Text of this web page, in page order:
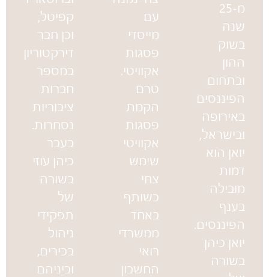
מ-25
בשוק
ובתחום
הפיננסים
באירופה
ובישראל,
יואן הוא
דמות
מובילה
בענף
הפיננסים.
יואן כיהן
בשורה
מייסדי
פסגות
אקוויטי.
הקמת
פסגות
אקוויטי
שימש
כשותף
באחד
ממשרדי
החשבון
קפיטל,
וכן חבר
דירקטוריון
במספר
חברות
ציבוריות
נסחרות.
בעבר
כיהן עוזי
בשורה
תפקידי
ניהול
בכירים,
וביניהם